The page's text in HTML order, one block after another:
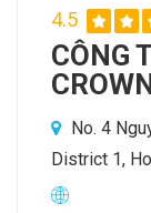
4.5
CÔNG
No. 4
District 1,